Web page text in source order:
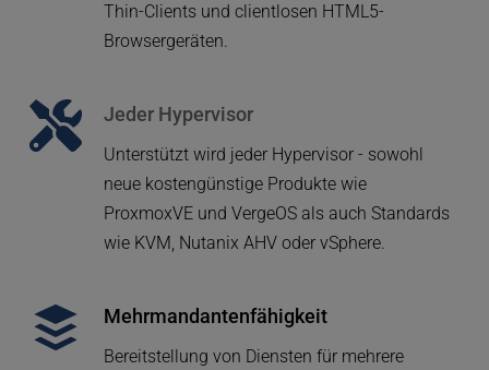
Thin-Clients und clientlosen HTML5-
Browsergeräten.
Jeder Hypervisor
Unterstützt wird jeder Hypervisor - sowohl
neue kostengünstige Produkte wie
ProxmoxVE und VergeOS als auch Standards
wie KVM, Nutanix AHV oder vSphere.
Mehrmandantenfähigkeit
Bereitstellung von Diensten für mehrere